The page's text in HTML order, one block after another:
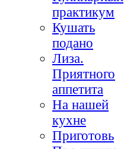
практикум
Кушать
подано
Лиза.
Приятного
аппетита
На нашей
кухне
Приготовь